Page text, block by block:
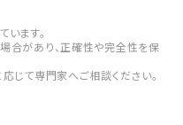
ます。
合があり、正確性や完全性を保
じて専門家へご相談ください。